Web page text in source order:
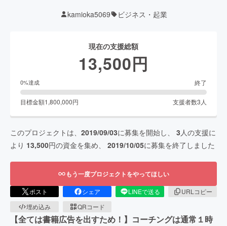
kamioka5069 ビジネス・起業
現在の支援総額
13,500円
0%達成 終了
目標金額1,800,000円 支援者数3 人
このプロジェクトは、 2019/09/03に募集を開始し、 3 人の支援に
より 13,500円の資金を集め、 2019/10/05に募集を終了しました
もう一度プロジェクトをやってほしい
ポスト シェア LINEで送る
URLコピー
埋め込み
QRコード
【全ては書籍広告を出すため！】コーチングは通常１時